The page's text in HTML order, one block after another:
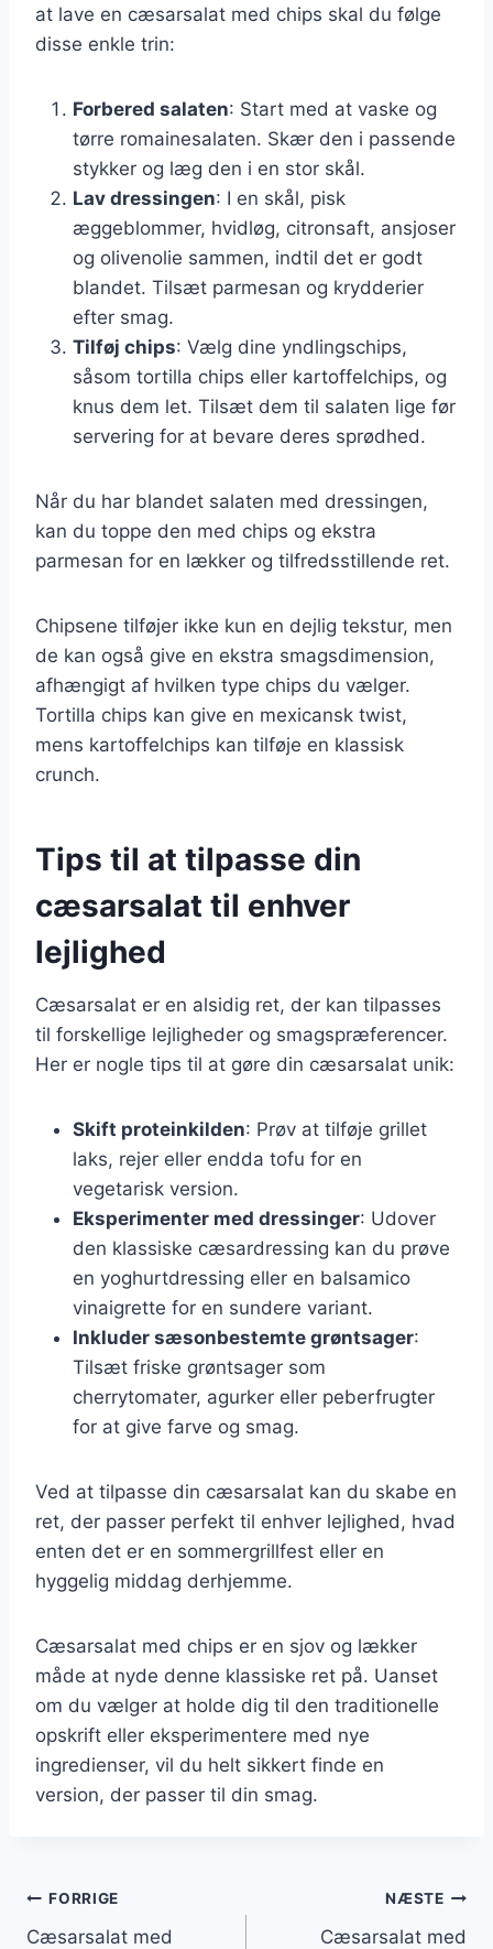
at lave en cæsarsalat med chips skal du følge
disse enkle trin:
Forbered salaten: Start med at vaske og
tørre romainesalaten. Skær den i passende
stykker og læg den i en stor skål.
Lav dressingen: I en skål, pisk
æggeblommer, hvidløg, citronsaft, ansjoser
og olivenolie sammen, indtil det er godt
blandet. Tilsæt parmesan og krydderier
efter smag.
Tilføj chips: Vælg dine yndlingschips,
såsom tortilla chips eller kartoffelchips, og
knus dem let. Tilsæt dem til salaten lige før
servering for at bevare deres sprødhed.
Når du har blandet salaten med dressingen,
kan du toppe den med chips og ekstra
parmesan for en lækker og tilfredsstillende ret.
Chipsene tilføjer ikke kun en dejlig tekstur, men
de kan også give en ekstra smagsdimension,
afhængigt af hvilken type chips du vælger.
Tortilla chips kan give en mexicansk twist,
mens kartoffelchips kan tilføje en klassisk
crunch.
Tips til at tilpasse din
cæsarsalat til enhver
lejlighed
Cæsarsalat er en alsidig ret, der kan tilpasses
til forskellige lejligheder og smagspræferencer.
Her er nogle tips til at gøre din cæsarsalat unik:
Skift proteinkilden: Prøv at tilføje grillet
laks, rejer eller endda tofu for en
vegetarisk version.
Eksperimenter med dressinger: Udover
den klassiske cæsardressing kan du prøve
en yoghurtdressing eller en balsamico
vinaigrette for en sundere variant.
Inkluder sæsonbestemte grøntsager:
Tilsæt friske grøntsager som
cherrytomater, agurker eller peberfrugter
for at give farve og smag.
Ved at tilpasse din cæsarsalat kan du skabe en
ret, der passer perfekt til enhver lejlighed, hvad
enten det er en sommergrillfest eller en
hyggelig middag derhjemme.
Cæsarsalat med chips er en sjov og lækker
måde at nyde denne klassiske ret på. Uanset
om du vælger at holde dig til den traditionelle
opskrift eller eksperimentere med nye
ingredienser, vil du helt sikkert finde en
version, der passer til din smag.
Indlægsnavigation
FORRIGE
Cæsarsalat med
NÆSTE
Cæsarsalat med